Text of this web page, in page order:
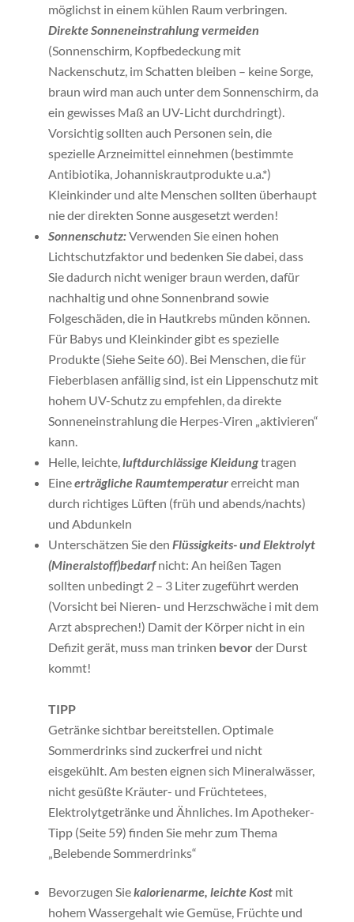
möglichst in einem kühlen Raum verbringen.
Direkte Sonneneinstrahlung vermeiden
(Sonnenschirm, Kopfbedeckung mit
Nackenschutz, im Schatten bleiben – keine Sorge,
braun wird man auch unter dem Sonnenschirm, da
ein gewisses Maß an UV-Licht durchdringt).
Vorsichtig sollten auch Personen sein, die
spezielle Arzneimittel einnehmen (bestimmte
Antibiotika, Johanniskrautprodukte u.a.*)
Kleinkinder und alte Menschen sollten überhaupt
nie der direkten Sonne ausgesetzt werden!
Sonnenschutz:Verwenden Sie einen hohen
Lichtschutzfaktor und bedenken Sie dabei, dass
Sie dadurch nicht weniger braun werden, dafür
nachhaltig und ohne Sonnenbrand sowie
Folgeschäden, die in Hautkrebs münden können.
Für Babys und Kleinkinder gibt es spezielle
Produkte (Siehe Seite 60). Bei Menschen, die für
Fieberblasen anfällig sind, ist ein Lippenschutz mit
hohem UV-Schutz zu empfehlen, da direkte
Sonneneinstrahlung die Herpes-Viren „aktivieren“
kann.
Helle, leichte,luftdurchlässige Kleidungtragen
Eineerträgliche Raumtemperaturerreicht man
durch richtiges Lüften (früh und abends/nachts)
und Abdunkeln
Unterschätzen Sie den Flüssigkeits- und Elektrolyt
(Mineralstoff)bedarfnicht: An heißen Tagen
sollten unbedingt 2 – 3 Liter zugeführt werden
(Vorsicht bei Nieren- und Herzschwäche i mit dem
Arzt absprechen!) Damit der Körper nicht in ein
Defizit gerät, muss man trinken bevorder Durst
kommt!
TIPP
Getränke sichtbar bereitstellen. Optimale
Sommerdrinks sind zuckerfrei und nicht
eisgekühlt. Am besten eignen sich Mineralwässer,
nicht gesüßte Kräuter- und Früchtetees,
Elektrolytgetränke und Ähnliches. Im Apotheker-
Tipp (Seite 59) finden Sie mehr zum Thema
„Belebende Sommerdrinks“
Bevorzugen Siekalorienarme, leichte Kostmit
hohem Wassergehalt wie Gemüse, Früchte und